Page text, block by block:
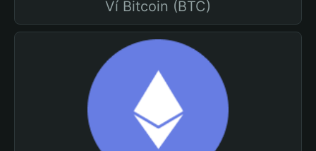
Ví Bitcoin (BTC)